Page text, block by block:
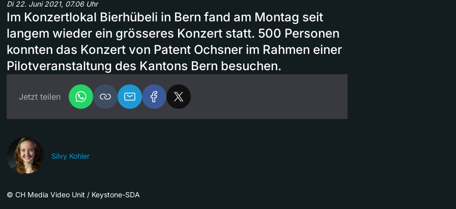
Di 22. Juni 2021, 07.06 Uhr
Im Konzertlokal Bierhübeli in Bern fand am Montag seit
langem wieder ein grösseres Konzert statt. 500 Personen
konnten das Konzert von Patent Ochsner im Rahmen einer
Pilotveranstaltung des Kantons Bern besuchen.
Jetzt teilen
Silvy Kohler
© CH Media Video Unit / Keystone-SDA